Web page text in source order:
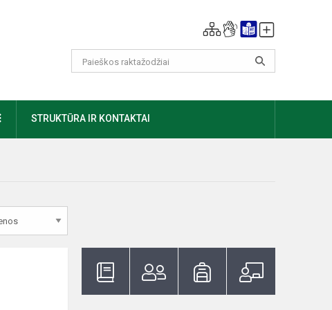
DAUGIAUSTRUKTŪRA IR KONTAKTAI